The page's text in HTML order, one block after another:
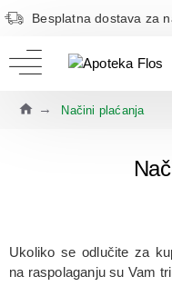
Besplatna dostava za
Načini plaćanja
Ukoliko se odlučite za
na raspolaganju su Vam